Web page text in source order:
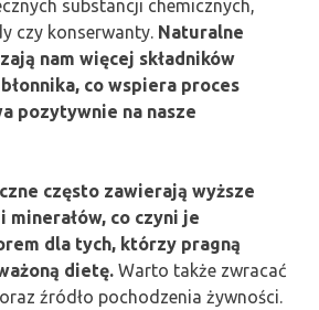
substancji chemicznych,
czy konserwanty. Naturalne
nam więcej składników
co wspiera proces
pozytywnie na nasze
często zawierają wyższe
minerałów, co czyni je
dla tych, którzy pragną
dietę. Warto także zwracać
źródło pochodzenia żywności.